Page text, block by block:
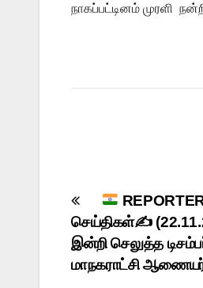
நாகப்பட்டினம் முரளி
Post
navigation
செய்திகள்✍
இன்றி செலுத்த
மாநகராட்சி ஆணையர்